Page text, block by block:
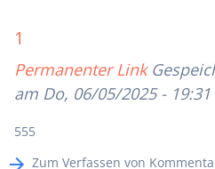
1
Permanenter Link
am Do, 06/05/2025 - 19:31
555
Zum Verfassen von